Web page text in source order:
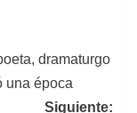
dramaturgo
una época
Siguiente: